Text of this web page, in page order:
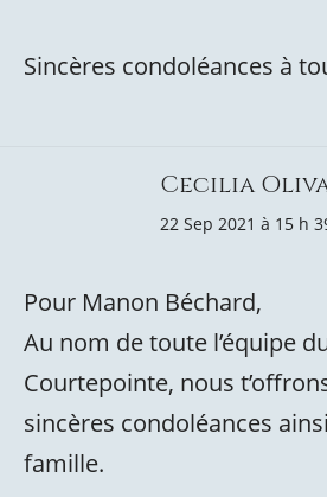
Sincères condoléances à
Cecilia
22 Sep 2021 à 15 h
Pour Manon Béchard,
Au nom de toute l’équipe
Courtepointe, nous
sincères condoléances
famille.